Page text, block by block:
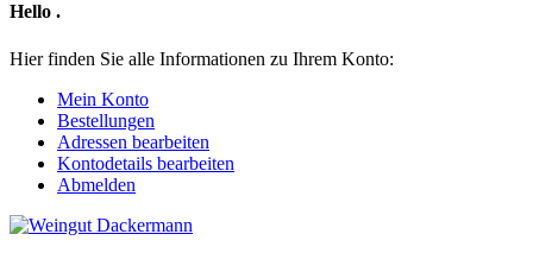
Hello .
Hier finden Sie alle Informationen zu Ihrem Konto:
Mein Konto
Bestellungen
Adressen bearbeiten
Kontodetails bearbeiten
Abmelden